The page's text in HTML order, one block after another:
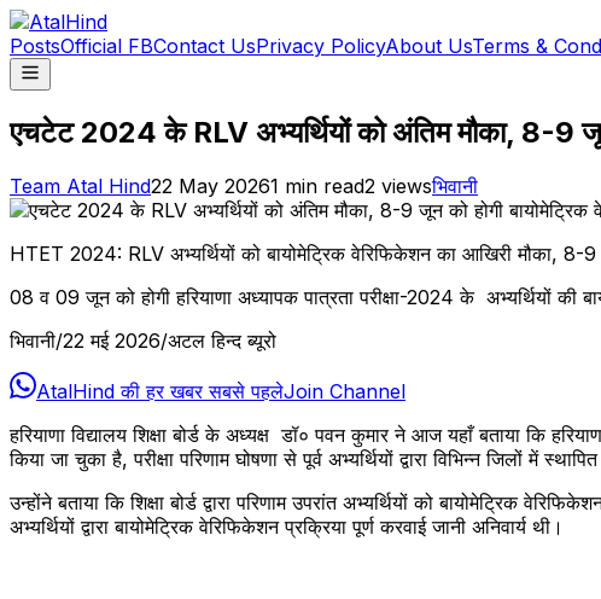
PostsOfficial FBContact UsPrivacy PolicyAbout UsTerms &
एचटेट 2024 के RLV अभ्यर्थियों को अंतिम मौका, 8-9 जून
Team Atal Hind22 May 20261 min read2 viewsभिवानी
HTET 2024: RLV अभ्यर्थियों को बायोमेट्रिक वेरिफिकेशन का आखिरी मौका, 8-
08 व 09 जून को होगी हरियाणा अध्यापक पात्रता परीक्षा-2024 के अभ्यर्थियों की
भिवानी/22 मई 2026/अटल हिन्द ब्यूरो
AtalHind की हर खबर सबसे पहलेJoin Channel
हरियाणा विद्यालय शिक्षा बोर्ड के अध्यक्ष डॉ० पवन कुमार ने आज यहाँ बताया कि
किया जा चुका है, परीक्षा परिणाम घोषणा से पूर्व अभ्यर्थियों द्वारा विभिन्न जिलों में
उन्होंने बताया कि शिक्षा बोर्ड द्वारा परिणाम उपरांत अभ्यर्थियों को
अभ्यर्थियों द्वारा बायोमेट्रिक वेरिफिकेशन प्रक्रिया पूर्ण करवाई जानी अनिवार्य थी।